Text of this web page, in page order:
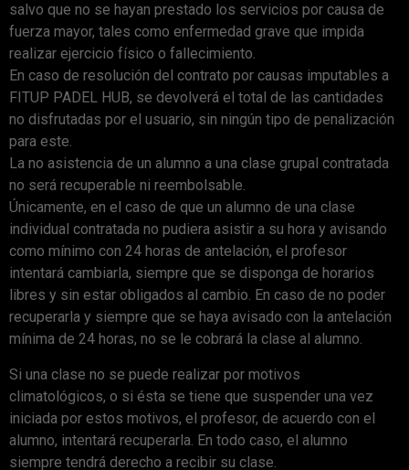
salvo que no se hayan prestado los servicios por causa de
fuerza mayor, tales como enfermedad grave que impida
realizar ejercicio físico o fallecimiento.
En caso de resolución del contrato por causas imputables a
FITUP PADEL HUB, se devolverá el total de las cantidades
no disfrutadas por el usuario, sin ningún tipo de penalización
para este.
La no asistencia de un alumno a una clase grupal contratada
no será recuperable ni reembolsable.
Únicamente, en el caso de que un alumno de una clase
individual contratada no pudiera asistir a su hora y avisando
como mínimo con 24 horas de antelación, el profesor
intentará cambiarla, siempre que se disponga de horarios
libres y sin estar obligados al cambio. En caso de no poder
recuperarla y siempre que se haya avisado con la antelación
mínima de 24 horas, no se le cobrará la clase al alumno.
Si una clase no se puede realizar por motivos
climatológicos, o si ésta se tiene que suspender una vez
iniciada por estos motivos, el profesor, de acuerdo con el
alumno, intentará recuperarla. En todo caso, el alumno
siempre tendrá derecho a recibir su clase.